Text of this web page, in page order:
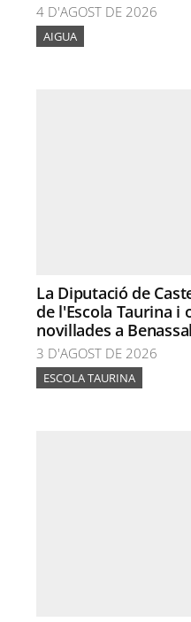
4 D'AGOST DE 2026
AIGUA
La Diputació de
de l'Escola Taurina i
novillades a
3 D'AGOST DE 2026
ESCOLA TAURINA